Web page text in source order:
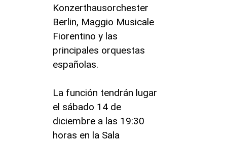
Konzerthausorchester
Berlin, Maggio Musicale
Fiorentino y las
principales orquestas
españolas.
La función tendrán lugar
el sábado 14 de
diciembre a las 19:30
horas en la Sala